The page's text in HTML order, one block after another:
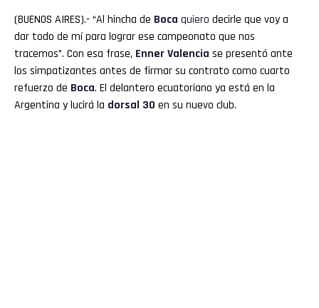
(BUENOS AIRES).- “Al hincha de Boca quiero decirle que voy a
dar todo de mí para lograr ese campeonato que nos
tracemos”. Con esa frase, Enner Valencia se presentó ante
los simpatizantes antes de firmar su contrato como cuarto
refuerzo de Boca. El delantero ecuatoriano ya está en la
Argentina y lucirá la dorsal 30 en su nuevo club.